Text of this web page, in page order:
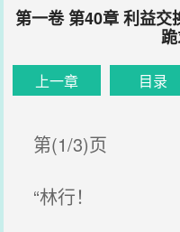
第一卷 第40章 利益交
跪
上一章 目录
第(1/3)页
“林行！